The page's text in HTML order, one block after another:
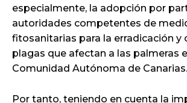
especialmente, la adopción por
autoridades competentes de
fitosanitarias para la erradicación y
plagas que afectan a las palmeras
Comunidad Autónoma de Canarias.
Por tanto, teniendo en cuenta la